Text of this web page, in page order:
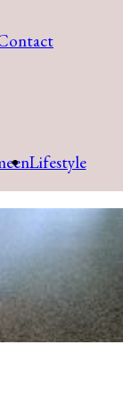
Lifestyle